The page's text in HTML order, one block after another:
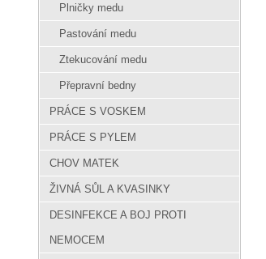
Plničky medu
Pastování medu
Ztekucování medu
Přepravní bedny
PRÁCE S VOSKEM
PRÁCE S PYLEM
CHOV MATEK
ŽIVNÁ SŮL A KVASINKY
DESINFEKCE A BOJ PROTI
NEMOCEM